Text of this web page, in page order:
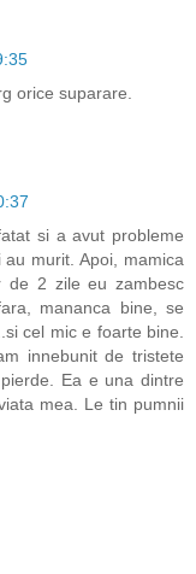
orice suparare.
si a avut probleme
murit. Apoi, mamica
de 2 zile eu zambesc
mananca bine, se
cel mic e foarte bine.
innebunit de tristete
Ea e una dintre
mea. Le tin pumnii